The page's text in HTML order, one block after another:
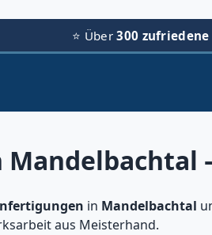
⭐ Über300 zufriedene
in Mandelbachtal
aus Meisterhand.